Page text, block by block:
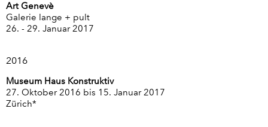
Art Genevè
Galerie lange + pult
26. - 29. Januar 2017
2016
Museum Haus Konstruktiv
27. Oktober 2016 bis 15. Januar 2017
Zürich*